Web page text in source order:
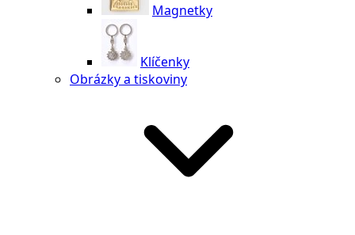
Magnetky
Klíčenky
Obrázky a tiskoviny